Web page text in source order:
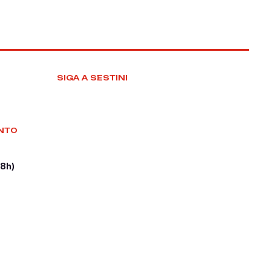
SIGA A SESTINI